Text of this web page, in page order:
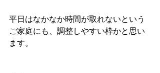
平日はなかなか時間が取れないという
ご家庭にも、調整しやすい枠かと思い
ます。